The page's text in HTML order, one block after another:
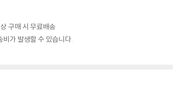
구매 시 무료배송
가 발생할 수 있습니다.